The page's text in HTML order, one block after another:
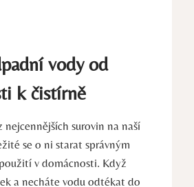
vody od
k čistírně
nejcennějších surovin na naší
se o ni starat správným
v domácnosti. Když
a necháte vodu odtékat do